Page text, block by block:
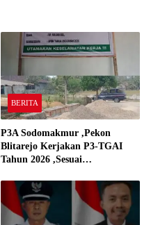
BERITA
P3A Sodomakmur ,Pekon
Blitarejo Kerjakan P3-TGAI
Tahun 2026 ,Sesuai